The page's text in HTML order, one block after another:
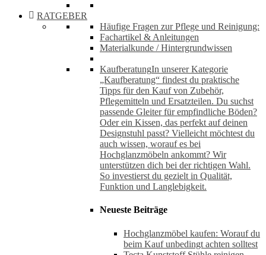
RATGEBER
Häufige Fragen zur Pflege und Reinigung:
Fachartikel & Anleitungen
Materialkunde / Hintergrundwissen
KaufberatungIn unserer Kategorie
„Kaufberatung“ findest du praktische
Tipps für den Kauf von Zubehör,
Pflegemitteln und Ersatzteilen. Du suchst
passende Gleiter für empfindliche Böden?
Oder ein Kissen, das perfekt auf deinen
Designstuhl passt? Vielleicht möchtest du
auch wissen, worauf es bei
Hochglanzmöbeln ankommt? Wir
unterstützen dich bei der richtigen Wahl.
So investierst du gezielt in Qualität,
Funktion und Langlebigkeit.
Neueste Beiträge
Hochglanzmöbel kaufen: Worauf du
beim Kauf unbedingt achten solltest